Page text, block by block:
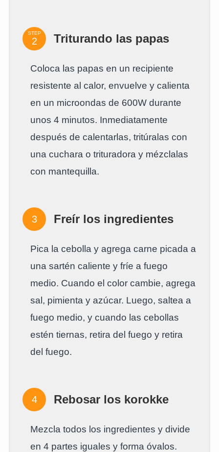
STEP Triturando las papas
Coloca las papas en un recipiente
resistente al calor, envuelve y calienta
en un microondas de 600W durante
unos 4 minutos. Inmediatamente
después de calentarlas, tritúralas con
una cuchara o trituradora y mézclalas
con mantequilla.
Freír los ingredientes
Pica la cebolla y agrega carne picada a
una sartén caliente y fríe a fuego
medio. Cuando el color cambie, agrega
sal, pimienta y azúcar. Luego, saltea a
fuego medio, y cuando las cebollas
estén tiernas, retira del fuego y retira
del fuego.
Rebosar los korokke
Mezcla todos los ingredientes y divide
en 4 partes iguales y forma óvalos.